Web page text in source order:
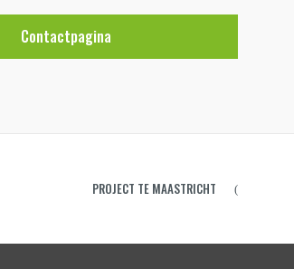
Contactpagina
PROJECT TE MAASTRICHT